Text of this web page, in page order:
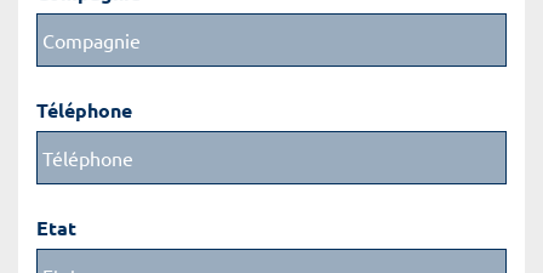
Téléphone
Etat